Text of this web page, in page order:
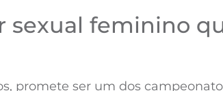
feminino
promete ser um dos